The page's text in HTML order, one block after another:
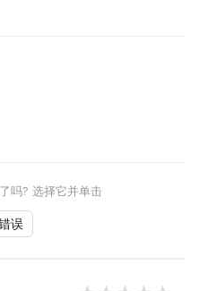
吗? 选择它并单击
误